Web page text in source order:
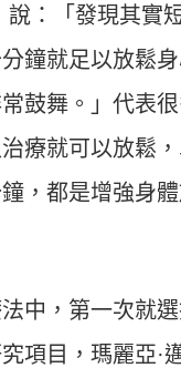
說：「發現其實
鐘就足以放鬆
鼓舞。」代表
療就可以放鬆
，都是增強身
中，第一次就
項目，瑪麗亞·